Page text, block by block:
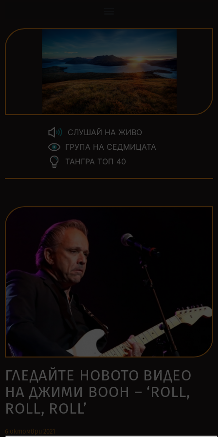
СЛУШАЙ НА ЖИВО
ГРУПА НА СЕДМИЦАТА
ТАНГРА ТОП 40
ГЛЕДАЙТЕ НОВОТО ВИДЕО
НА ДЖИМИ ВООН – ‘ROLL,
ROLL, ROLL’
6 октомври 2021